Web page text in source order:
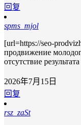
回复
spms_mjol
[url=https://seo-
продвижение
отсутствие
2026年7月15日
回复
rsz_zaSt